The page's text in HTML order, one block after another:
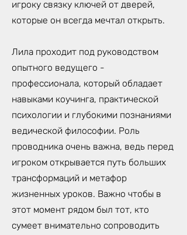
игроку связку ключей от дверей,
которые он всегда мечтал открыть.
Лила проходит под руководством
опытного ведущего -
профессионала, который обладает
навыками коучинга, практической
психологии и глубокими познаниями
ведической философии. Роль
проводника очень важна, ведь перед
игроком открывается путь больших
трансформаций и метафор
жизненных уроков. Важно чтобы в
этот момент рядом был тот, кто
сумеет внимательно сопроводить